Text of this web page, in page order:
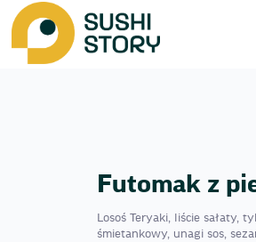
Futomak z
Losoś Teryaki, liście sałaty,
śmietankowy, unagi sos,